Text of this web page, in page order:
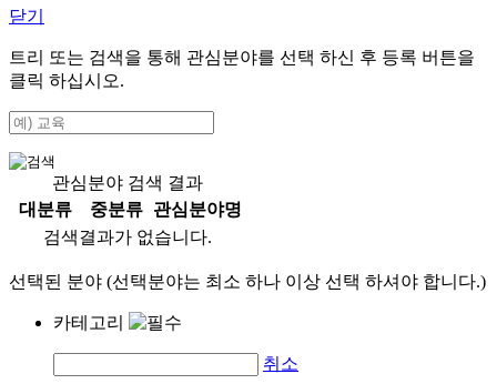
닫기
트리 또는 검색을 통해 관심분야를 선택 하신 후 등록 버튼을
클릭 하십시오.
관심분야 검색 결과
대분류
중분류
관심분야명
검색결과가 없습니다.
선택된 분야 (선택분야는 최소 하나 이상 선택 하셔야 합니다.)
카테고리
취소